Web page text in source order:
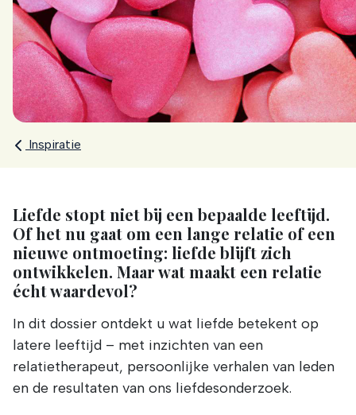
Inspiratie
Liefde stopt niet bij een bepaalde leeftijd.
Of het nu gaat om een lange relatie of een
nieuwe ontmoeting: liefde blijft zich
ontwikkelen. Maar wat maakt een relatie
écht waardevol?
In dit dossier ontdekt u wat liefde betekent op
latere leeftijd – met inzichten van een
relatietherapeut, persoonlijke verhalen van leden
en de resultaten van ons liefdesonderzoek.